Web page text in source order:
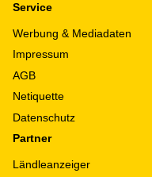
Service
Werbung & Mediadaten
Impressum
AGB
Netiquette
Datenschutz
Partner
Ländleanzeiger